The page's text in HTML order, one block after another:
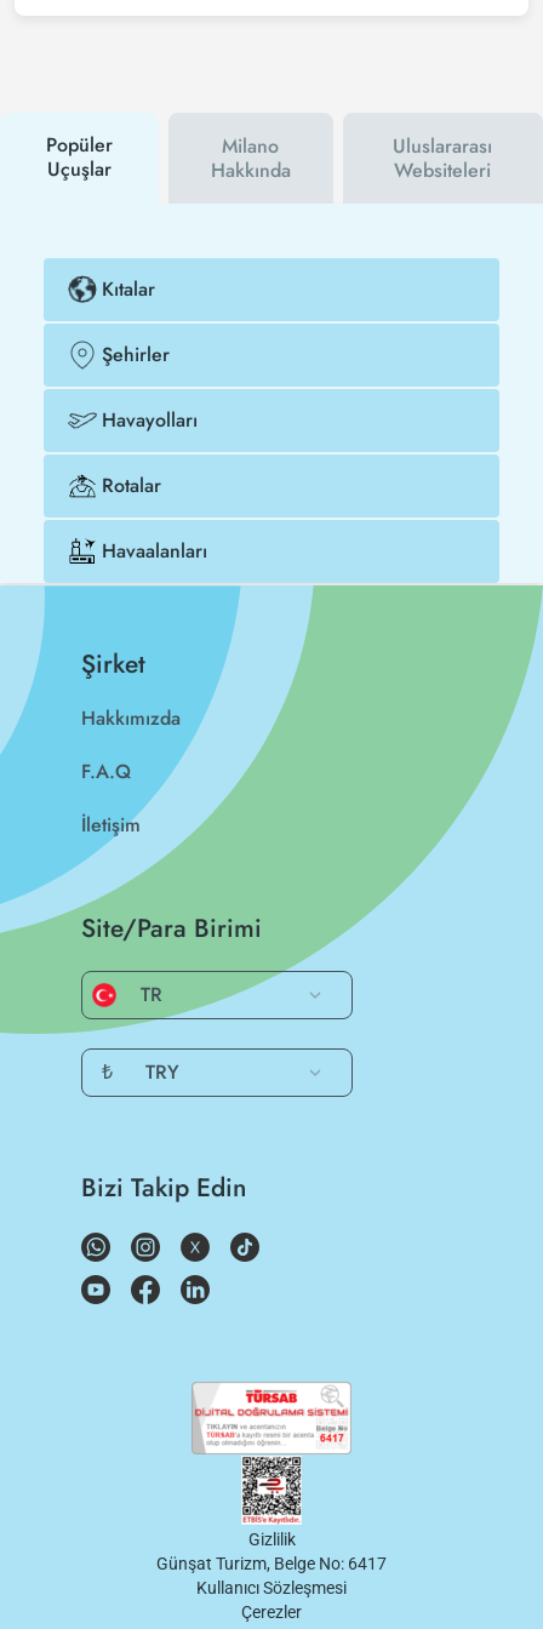
haber bültenine üye olabilir veya Tezfly sosyal
alabilirsiniz.
Popüler
Uçuşlar
Milano
Hakkında
Uluslararası
Websiteleri
Kıtalar
Şehirler
Havayolları
Rotalar
Havaalanları
Şirket
Hakkımızda
F.A.Q
İletişim
Site/Para Birimi
TR
₺ TRY
Bizi Takip Edin
Gizlilik
Günşat Turizm, Belge No: 6417
Kullanıcı Sözleşmesi
Çerezler